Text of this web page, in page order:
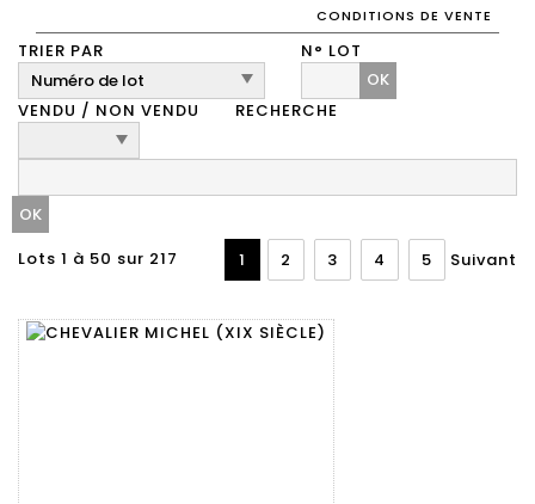
CONDITIONS DE VENTE
TRIER PAR
N° LOT
OK
VENDU / NON VENDU
RECHERCHE
Lots 1 à 50 sur 217 1 2 3 4 5 Suivant